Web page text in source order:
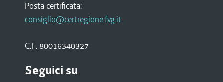
Posta certificata:
consiglio@certregione.fvg.it
C.F. 80016340327
Seguici su